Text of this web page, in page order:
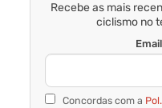
Recebe as mais
ciclismo no
Concordas com a